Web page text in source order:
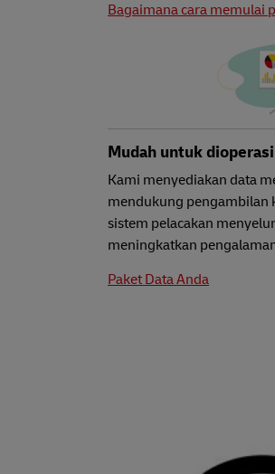
Bagaimana cara memulai
Mudah untuk
Kami menyediakan data
mendukung pengambilan
sistem pelacakan
meningkatkan
Paket Data Anda